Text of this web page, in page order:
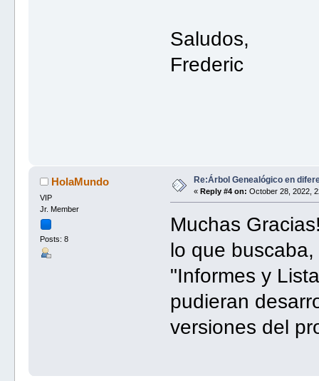
Saludos,
Frederic
HolaMundo
VIP
Jr. Member
Posts: 8
Re:Árbol Genealógico en
« Reply #4 on: October 28, 2022,
Muchas
lo que
"Informes y
pudieran
versiones del